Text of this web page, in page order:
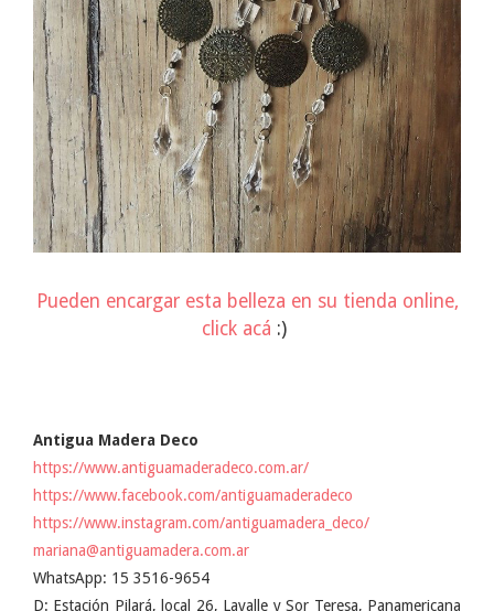
Pueden encargar esta belleza en su tienda online,
click acá :)
Antigua Madera Deco
https://www.antiguamaderadeco.com.ar/
https://www.facebook.com/antiguamaderadeco
https://www.instagram.com/antiguamadera_deco/
mariana@antiguamadera.com.ar
WhatsApp: 15 3516-9654
D: Estación Pilará, local 26, Lavalle y Sor Teresa, Panamericana